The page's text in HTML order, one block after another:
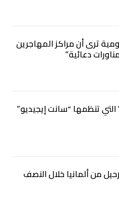
ترى أن مراكز المهاجرين
دعائية”
تنظمها “سانت إيجيديو”
من ألمانيا خلال النصف